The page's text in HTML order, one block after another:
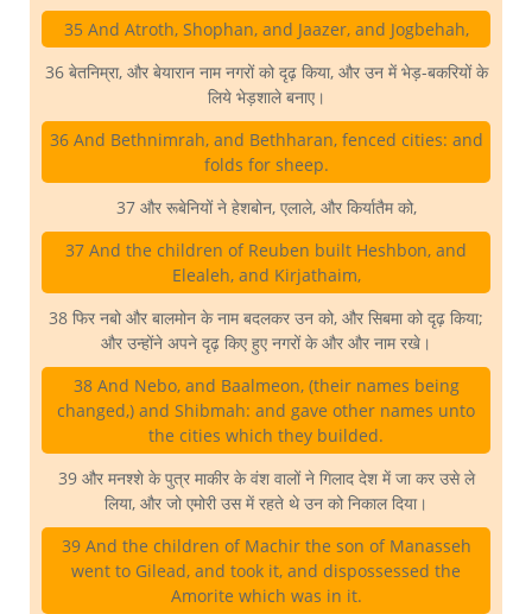
35 And Atroth, Shophan, and Jaazer, and Jogbehah,
36 बेतनिम्रा, और बेयारान नाम नगरों को दृढ़ किया, और उन में भेड़-बकरियों के
लिये भेड़शाले बनाए।
36 And Bethnimrah, and Bethharan, fenced cities: and
folds for sheep.
37 और रूबेनियों ने हेशबोन, एलाले, और किर्यातैम को,
37 And the children of Reuben built Heshbon, and
Elealeh, and Kirjathaim,
38 फिर नबो और बालमोन के नाम बदलकर उन को, और सिबमा को दृढ़ किया;
और उन्होंने अपने दृढ़ किए हुए नगरों के और और नाम रखे।
38 And Nebo, and Baalmeon, (their names being
changed,) and Shibmah: and gave other names unto
the cities which they builded.
39 और मनश्शे के पुत्र माकीर के वंश वालों ने गिलाद देश में जा कर उसे ले
लिया, और जो एमोरी उस में रहते थे उन को निकाल दिया।
39 And the children of Machir the son of Manasseh
went to Gilead, and took it, and dispossessed the
Amorite which was in it.